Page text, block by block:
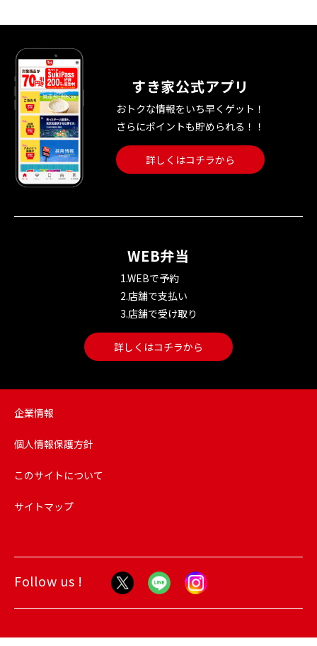
すき家公式アプリ
おトクな情報をいち早くゲット！
さらにポイントも貯められる！！
詳しくはコチラから
WEB弁当
1.WEBで予約
2.店舗で支払い
3.店舗で受け取り
詳しくはコチラから
企業情報
個人情報保護方針
このサイトについて
サイトマップ
Follow us !